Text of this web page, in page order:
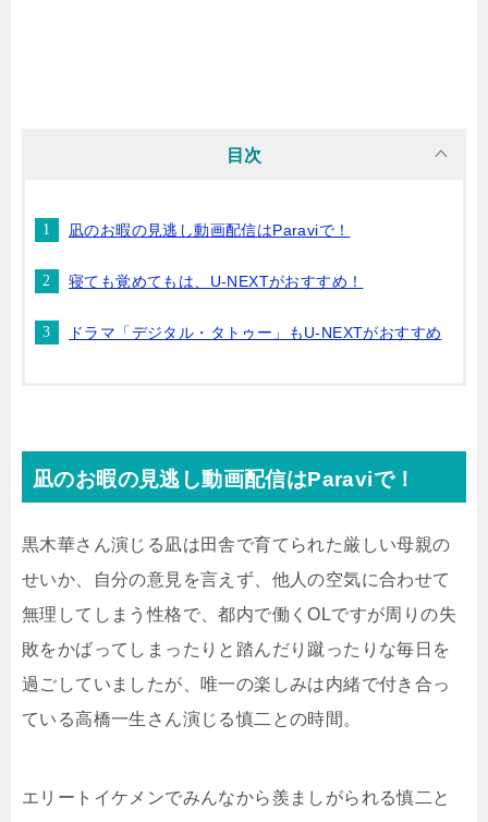
目次
凪のお暇の見逃し動画配信はParaviで！
寝ても覚めてもは、U-NEXTがおすすめ！
ドラマ「デジタル・タトゥー」もU-NEXTがおすすめ
凪のお暇の見逃し動画配信はParaviで！
黒木華さん演じる凪は田舎で育てられた厳しい母親の
せいか、自分の意見を言えず、他人の空気に合わせて
無理してしまう性格で、都内で働くOLですが周りの失
敗をかばってしまったりと踏んだり蹴ったりな毎日を
過ごしていましたが、唯一の楽しみは内緒で付き合っ
ている高橋一生さん演じる慎二との時間。
エリートイケメンでみんなから羨ましがられる慎二と